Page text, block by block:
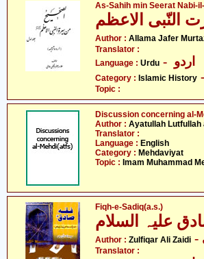
As-Sahih min Seerat Nabi-
النّبی الاعظم
Author : Allama Jafer
Translator :
Language : Urdu
Category : Islamic History
Topic :
Discussion concerning al-
Author : Ayatullah Lutfullah
Translator :
Language : English
Category : Mehdaviyat
Topic : Imam Muhammad
Fiqh-e-Sadiq(a.s.)
علیہ السلام
Author : Zulfiqar Ali Zaidi
Translator :